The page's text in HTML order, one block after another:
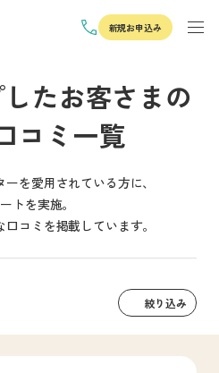
新規お申込み
たお客さまの
コミ一覧
を愛用されている方に、
トを実施。
コミを掲載しています。
絞り込み